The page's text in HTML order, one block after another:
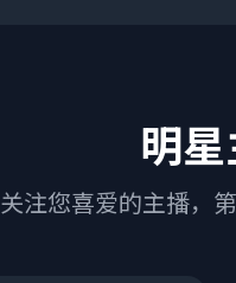
明
关注您喜爱的主播，